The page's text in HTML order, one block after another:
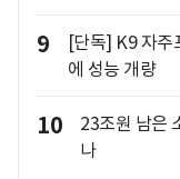
9
[단독] K9 자주
에 성능 개량
10
23조원 남은
나